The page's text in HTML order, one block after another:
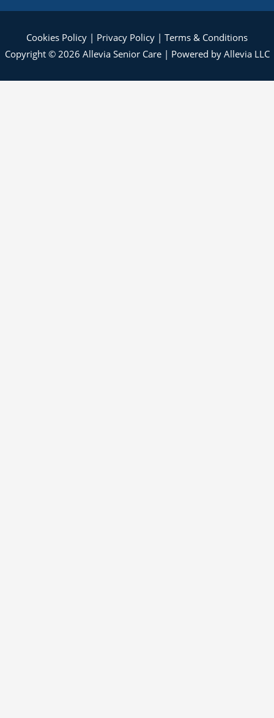
Cookies Policy | Privacy Policy | Terms & Conditions
Copyright © 2026 Allevia Senior Care | Powered by Allevia LLC